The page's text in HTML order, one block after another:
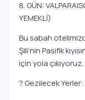
8. GÜN:
YEMEKLİ)
Bu sabah
Şili’nin Pasifik
için yola çıkıyoruz.
? Gezilecek Yerler: